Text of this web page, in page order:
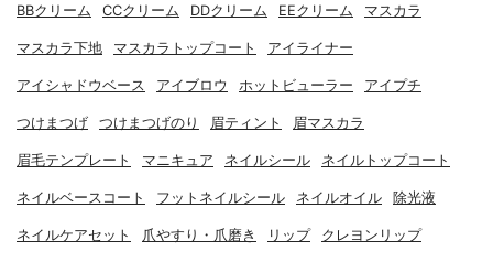
BBクリーム CCクリーム DDクリーム EEクリーム マスカラ
マスカラ下地 マスカラトップコート アイライナー
アイシャドウベース アイブロウ ホットビューラー アイプチ
つけまつげ つけまつげのり 眉ティント 眉マスカラ
眉毛テンプレート マニキュア ネイルシール ネイルトップコート
ネイルベースコート フットネイルシール ネイルオイル 除光液
ネイルケアセット 爪やすり・爪磨き リップ クレヨンリップ